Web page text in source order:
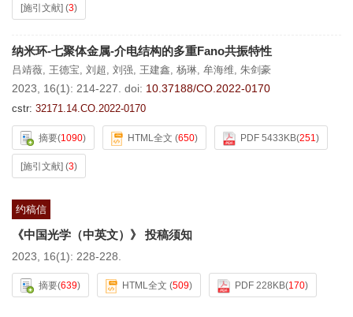
[施引文献] (3)
纳米环-七聚体金属-介电结构的多重Fano共振特性
吕靖薇, 王德宝, 刘超, 刘强, 王建鑫, 杨琳, 牟海维, 朱剑豪
2023, 16(1): 214-227. doi: 10.37188/CO.2022-0170
cstr: 32171.14.CO.2022-0170
摘要(1090) HTML全文 (650) PDF 5433KB(251)
[施引文献] (3)
约稿信
《中国光学（中英文）》 投稿须知
2023, 16(1): 228-228.
摘要(639) HTML全文 (509) PDF 228KB(170)